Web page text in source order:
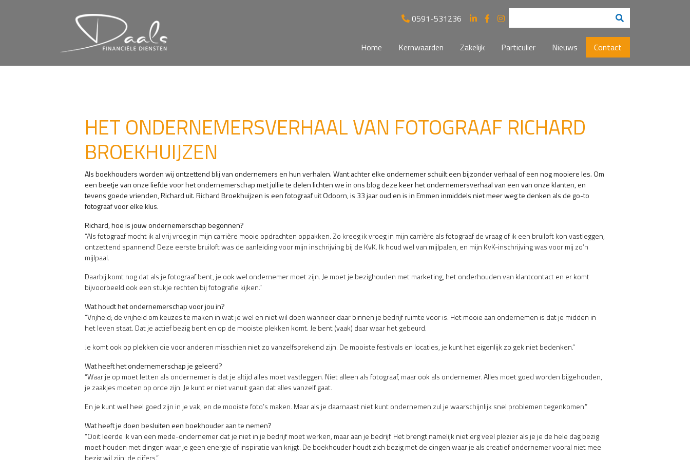
0591-531236
Home Kernwaarden Zakelijk Particulier Nieuws Contact
HET ONDERNEMERSVERHAAL VAN FOTOGRAAF RICHARD
BROEKHUIJZEN
Als boekhouders worden wij ontzettend blij van ondernemers en hun verhalen. Want achter elke ondernemer schuilt een bijzonder verhaal of een nog mooiere les. Om
een beetje van onze liefde voor het ondernemerschap met jullie te delen lichten we in ons blog deze keer het ondernemersverhaal van een van onze klanten, en
tevens goede vrienden, Richard uit. Richard Broekhuijzen is een fotograaf uit Odoorn, is 33 jaar oud en is in Emmen inmiddels niet meer weg te denken als de go-to
fotograaf voor elke klus.
Richard, hoe is jouw ondernemerschap begonnen?
“Als fotograaf mocht ik al vrij vroeg in mijn carrière mooie opdrachten oppakken. Zo kreeg ik vroeg in mijn carrière als fotograaf de vraag of ik een bruiloft kon vastleggen,
ontzettend spannend! Deze eerste bruiloft was de aanleiding voor mijn inschrijving bij de KvK. Ik houd wel van mijlpalen, en mijn KvK-inschrijving was voor mij zo’n
mijlpaal.
Daarbij komt nog dat als je fotograaf bent, je ook wel ondernemer moet zijn. Je moet je bezighouden met marketing, het onderhouden van klantcontact en er komt
bijvoorbeeld ook een stukje rechten bij fotografie kijken.”
Wat houdt het ondernemerschap voor jou in?
“Vrijheid; de vrijheid om keuzes te maken in wat je wel en niet wil doen wanneer daar binnen je bedrijf ruimte voor is. Het mooie aan ondernemen is dat je midden in
het leven staat. Dat je actief bezig bent en op de mooiste plekken komt. Je bent (vaak) daar waar het gebeurd.
Je komt ook op plekken die voor anderen misschien niet zo vanzelfsprekend zijn. De mooiste festivals en locaties, je kunt het eigenlijk zo gek niet bedenken.”
Wat heeft het ondernemerschap je geleerd?
“Waar je op moet letten als ondernemer is dat je altijd alles moet vastleggen. Niet alleen als fotograaf, maar ook als ondernemer. Alles moet goed worden bijgehouden,
je zaakjes moeten op orde zijn. Je kunt er niet vanuit gaan dat alles vanzelf gaat.
En je kunt wel heel goed zijn in je vak, en de mooiste foto’s maken. Maar als je daarnaast niet kunt ondernemen zul je waarschijnlijk snel problemen tegenkomen.”
Wat heeft je doen besluiten een boekhouder aan te nemen?
“Ooit leerde ik van een mede-ondernemer dat je niet in je bedrijf moet werken, maar aan je bedrijf. Het brengt namelijk niet erg veel plezier als je je de hele dag bezig
moet houden met dingen waar je geen energie of inspiratie van krijgt. De boekhouder houdt zich bezig met de dingen waar je als creatief ondernemer vooral niet mee
bezig wil zijn; de cijfers.”